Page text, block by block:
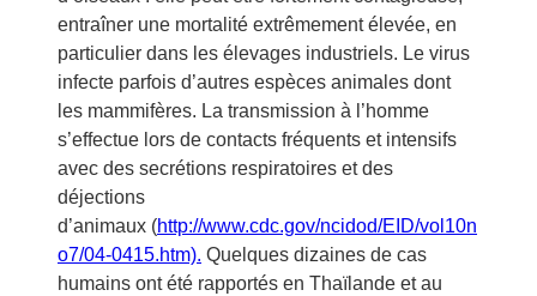
entraîner une mortalité extrêmement élevée, en
particulier dans les élevages industriels. Le virus
infecte parfois d’autres espèces animales dont
les mammifères. La transmission à l’homme
s’effectue lors de contacts fréquents et intensifs
avec des secrétions respiratoires et des
déjections
d’animaux (http://www.cdc.gov/ncidod/EID/vol10n
o7/04-0415.htm). Quelques dizaines de cas
humains ont été rapportés en Thaïlande et au